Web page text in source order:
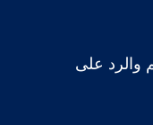
والرد على